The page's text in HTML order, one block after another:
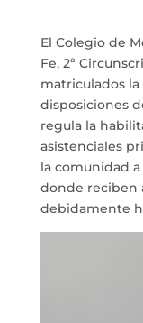
El Colegio de
Fe, 2ª
matriculados
disposiciones
regula la
asistenciales
la comunidad
donde reciben
debidamente